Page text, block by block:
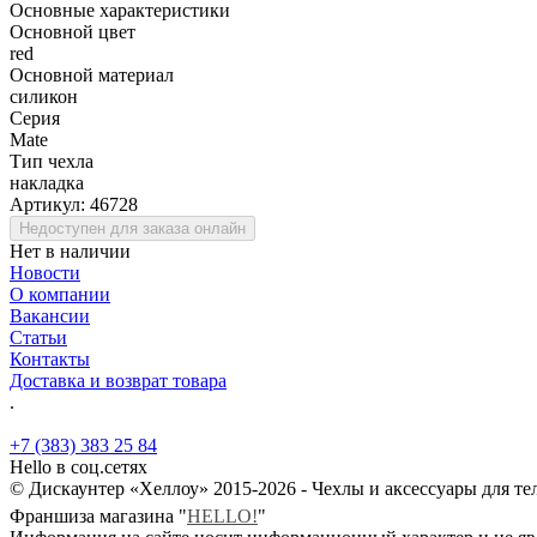
Основные характеристики
Основной цвет
red
Основной материал
силикон
Серия
Mate
Тип чехла
накладка
Артикул: 46728
Недоступен для заказа онлайн
Нет в наличии
Новости
О компании
Вакансии
Статьи
Контакты
Доставка и возврат товара
.
+7 (383) 383 25 84
Hello в соц.сетях
© Дискаунтер «Хеллоу» 2015-2026 - Чехлы и аксессуары для
Франшиза магазина "HELLO!"